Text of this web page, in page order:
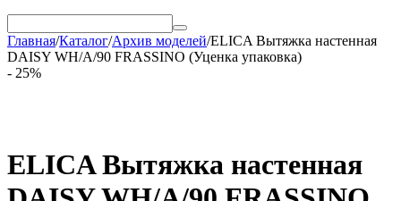
Главная/Каталог/Архив моделей/ELICA Вытяжка настенная
DAISY WH/A/90 FRASSINO (Уценка упаковка)
- 25%
ELICA Вытяжка настенная